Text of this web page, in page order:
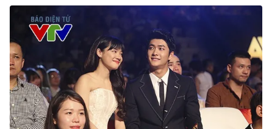
THỜI BÁO VTV
Theo dõi báo trên
Cơ quan chủ quản:
Đài Truyền hình Việt Nam
Cơ quan báo chí:Thời báo VTV
Giấy phép hoạt động báo in và báo điện tử số 483/GP-BTTTT